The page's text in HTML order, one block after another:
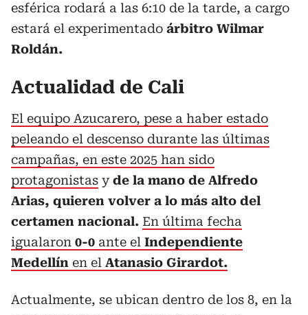
esférica rodará a las 6:10 de la tarde, a cargo
estará el experimentado árbitro Wilmar
Roldán.
Actualidad de Cali
El equipo Azucarero, pese a haber estado
peleando el descenso durante las últimas
campañas, en este 2025 han sido
protagonistas yde la mano de Alfredo
Arias, quieren volver a lo más alto del
certamen nacional. En última fecha
igualaron 0-0 ante el Independiente
Medellín en el Atanasio Girardot.
Actualmente, se ubican dentro de los 8, en la